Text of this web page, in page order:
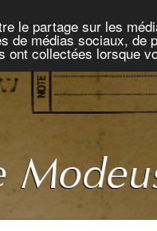
le partage sur les
de médias sociaux, de
ont collectées lorsque